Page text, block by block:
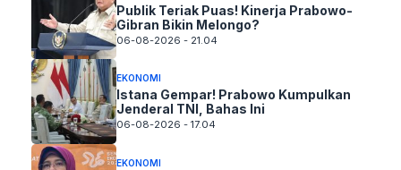
Publik Teriak Puas! Kinerja Prabowo-
Gibran Bikin Melongo?
06-08-2026 - 21.04
EKONOMI
Istana Gempar! Prabowo Kumpulkan
Jenderal TNI, Bahas Ini
06-08-2026 - 17.04
EKONOMI